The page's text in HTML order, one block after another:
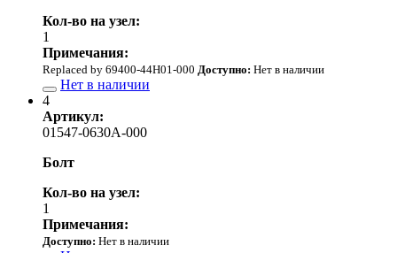
Кол-во на узел:
1
Примечания:
Replaced by 69400-44H01-000 Доступно: Нет в наличии
Нет в наличии
4
Артикул:
01547-0630A-000
Болт
Кол-во на узел:
1
Примечания:
Доступно: Нет в наличии